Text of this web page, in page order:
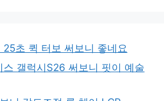
25초 퀵 터보 써보니 좋네요
스 갤럭시S26 써보니 핏이 예술